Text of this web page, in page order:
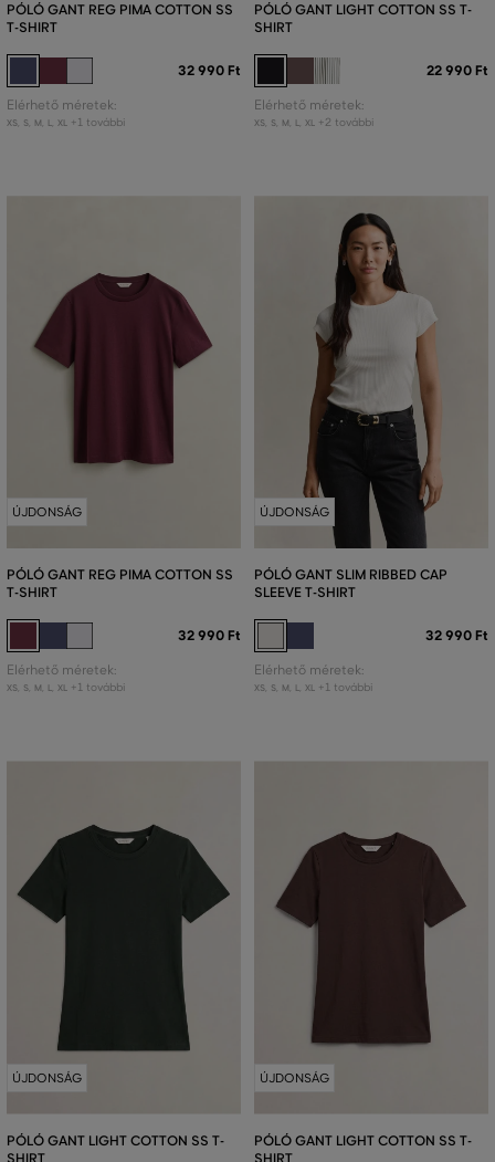
PÓLÓ GANT REG PIMA COTTON SS
T-SHIRT
32 990 Ft
Elérhető méretek:
XS, S, M L XL +1 további
PÓLÓ GANT LIGHT COTTON SS T-
SHIRT
22 990 Ft
Elérhető méretek:
XS, S, M L XL +2 további
ÚJDONSÁG
PÓLÓ GANT REG PIMA COTTON SS
T-SHIRT
32 990 Ft
Elérhető méretek:
XS, S, M L XL +1 további
ÚJDONSÁG
PÓLÓ GANT SLIM RIBBED CAP
SLEEVE T-SHIRT
32 990 Ft
Elérhető méretek:
XS, S, M L XL +1 további
ÚJDONSÁG
PÓLÓ GANT LIGHT COTTON SS T-
SHIRT
ÚJDONSÁG
PÓLÓ GANT LIGHT COTTON SS T-
SHIRT